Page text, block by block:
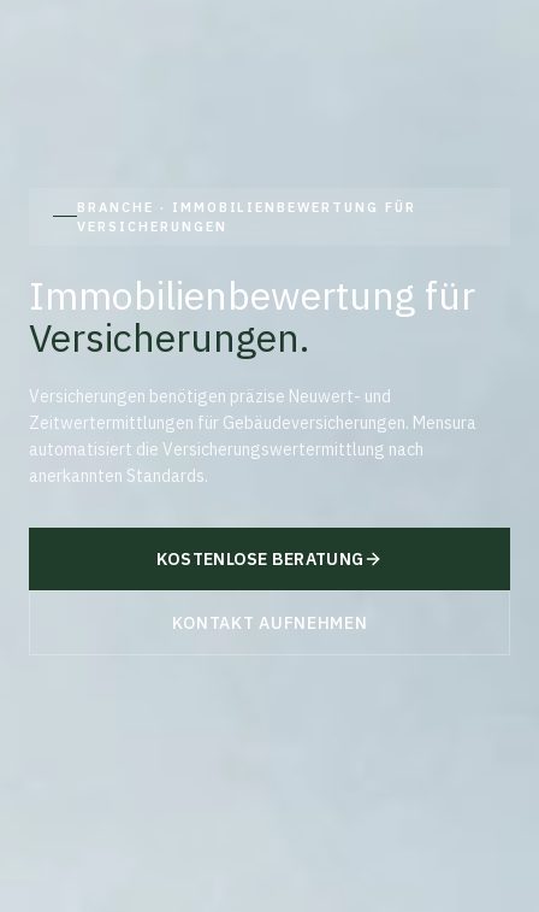
BRANCHE · IMMOBILIENBEWERTUNG FÜR
VERSICHERUNGEN
Immobilienbewertung für
Versicherungen.
Versicherungen benötigen präzise Neuwert- und
Zeitwertermittlungen für Gebäudeversicherungen. Mensura
automatisiert die Versicherungswertermittlung nach
anerkannten Standards.
KOSTENLOSE BERATUNG
KONTAKT AUFNEHMEN